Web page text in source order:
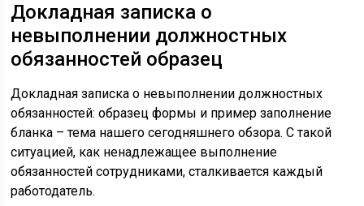
Докладная записка о
невыполнении должностных
обязанностей образец
Докладная записка о невыполнении должностных
обязанностей: образец формы и пример заполнение
бланка – тема нашего сегодняшнего обзора. С такой
ситуацией, как ненадлежащее выполнение
обязанностей сотрудниками, сталкивается каждый
работодатель.